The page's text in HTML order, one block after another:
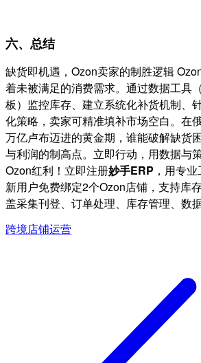
六、总结
缺货即机遇，Ozon卖家的制胜逻辑
着未被满足的消费需求。通过数据工具
板）监控库存、建立系统化补货机制、
化策略，卖家可精准填补市场空白。在
万亿卢布迈进的黄金期，谁能破解缺货
与利润的制高点。立即行动，用数据与
Ozon红利！立即注册妙手ERP ，用专
新用户免费绑定2个Ozon店铺，支持库
盖采集刊登、订单处理、库存管理、数
跨境店铺运营